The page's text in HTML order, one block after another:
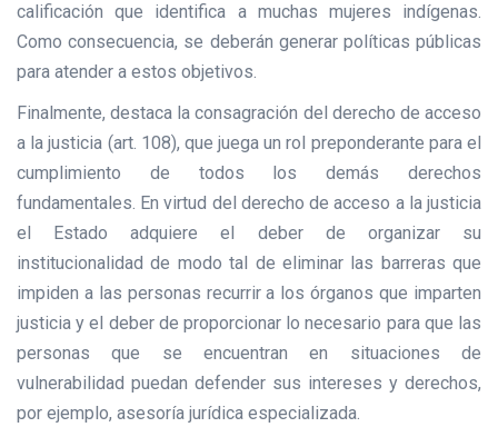
calificación que identifica a muchas mujeres indígenas.
Como consecuencia, se deberán generar políticas públicas
para atender a estos objetivos.
Finalmente, destaca la consagración del derecho de acceso
a la justicia (art. 108), que juega un rol preponderante para el
cumplimiento de todos los demás derechos
fundamentales. En virtud del derecho de acceso a la justicia
el Estado adquiere el deber de organizar su
institucionalidad de modo tal de eliminar las barreras que
impiden a las personas recurrir a los órganos que imparten
justicia y el deber de proporcionar lo necesario para que las
personas que se encuentran en situaciones de
vulnerabilidad puedan defender sus intereses y derechos,
por ejemplo, asesoría jurídica especializada.